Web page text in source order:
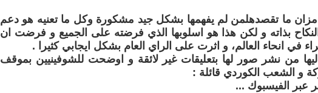
ما تقصدهلمن لم يفهمها بشكل جيد مشكورة وكل ما تعنيه هو دعم
بذاته و لكن هذا هو اسلوبها الذي فرضته على الجميع و فرضت ان
في انحاء العالم، و اثرت على الراي العام بشكل ايجابي كثيرا .
من نشر صور لها بتعليقات غير لائقة و اوضحت للشوفينيين بموقف
و الشعب الكوردي قائلة :
عبر الفيسبوك ...